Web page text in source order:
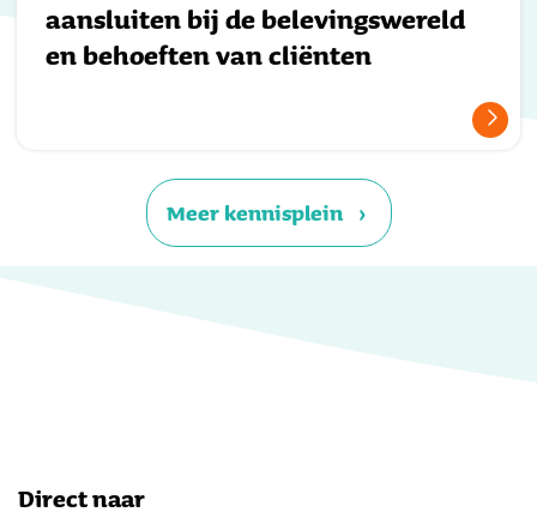
aansluiten bij de belevingswereld
en behoeften van cliënten
Meer kennisplein
Direct naar